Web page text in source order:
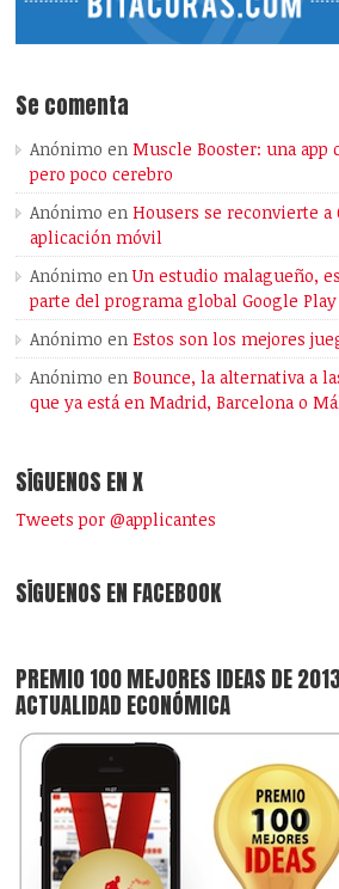
Se comenta
Anónimo enMuscle Booster: una
pero poco cerebro
Anónimo enHousers se reconvierte
aplicación móvil
Anónimo enUn estudio malagueño,
parte del programa global Google Play
Anónimo enEstos son los mejores
Anónimo enBounce, la alternativa a
que ya está en Madrid, Barcelona o
SÍGUENOS EN X
Tweets por @applicantes
SÍGUENOS EN FACEBOOK
PREMIO 100 MEJORES IDEAS DE
ACTUALIDAD ECONÓMICA